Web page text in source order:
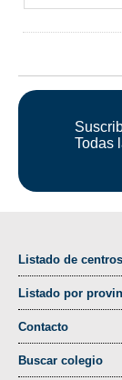
Todas
Listado de centros
Listado por
Contacto
Buscar colegio